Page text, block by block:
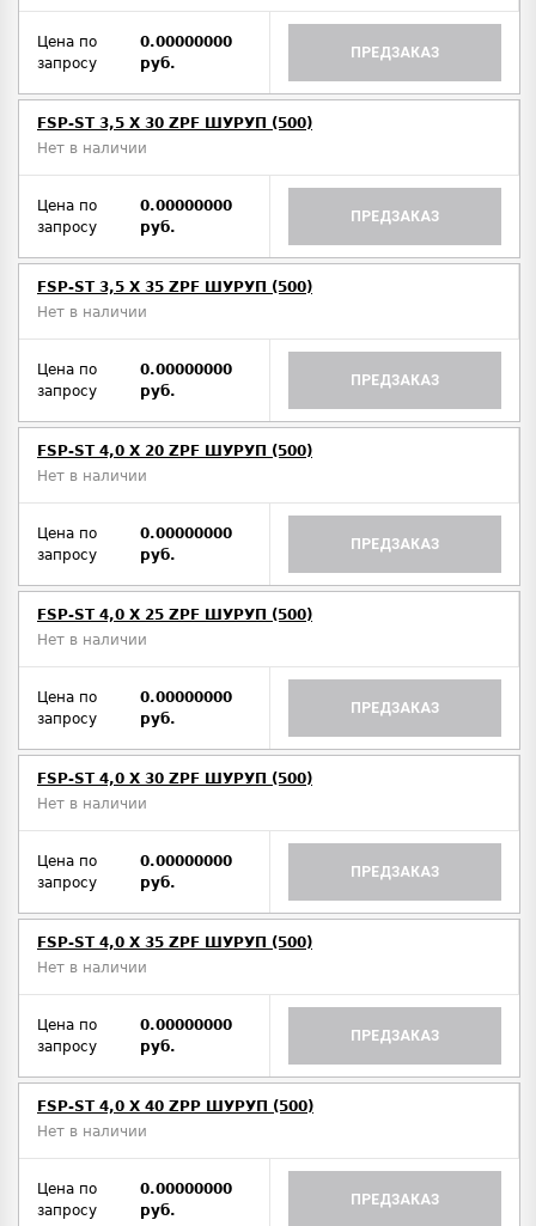
Цена по
запросу
0.00000000
руб.
ПРЕДЗАКАЗ
FSP-ST 3,5 X 30 ZPF ШУРУП (500)
Нет в наличии
Цена по
запросу
0.00000000
руб.
ПРЕДЗАКАЗ
FSP-ST 3,5 X 35 ZPF ШУРУП (500)
Нет в наличии
Цена по
запросу
0.00000000
руб.
ПРЕДЗАКАЗ
FSP-ST 4,0 X 20 ZPF ШУРУП (500)
Нет в наличии
Цена по
запросу
0.00000000
руб.
ПРЕДЗАКАЗ
FSP-ST 4,0 X 25 ZPF ШУРУП (500)
Нет в наличии
Цена по
запросу
0.00000000
руб.
ПРЕДЗАКАЗ
FSP-ST 4,0 X 30 ZPF ШУРУП (500)
Нет в наличии
Цена по
запросу
0.00000000
руб.
ПРЕДЗАКАЗ
FSP-ST 4,0 X 35 ZPF ШУРУП (500)
Нет в наличии
Цена по
запросу
0.00000000
руб.
ПРЕДЗАКАЗ
FSP-ST 4,0 X 40 ZPP ШУРУП (500)
Нет в наличии
Цена по
запросу
0.00000000
руб.
ПРЕДЗАКАЗ